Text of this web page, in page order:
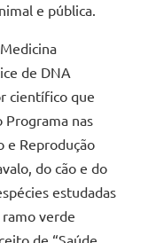
e pública.
de DNA
científico que
Programa nas
e Reprodução
do cão e do
estudadas
verde